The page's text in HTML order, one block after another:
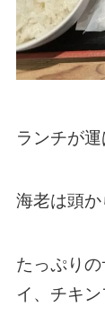
ランチが運
海老は頭か
たっぷり
イ、チキン